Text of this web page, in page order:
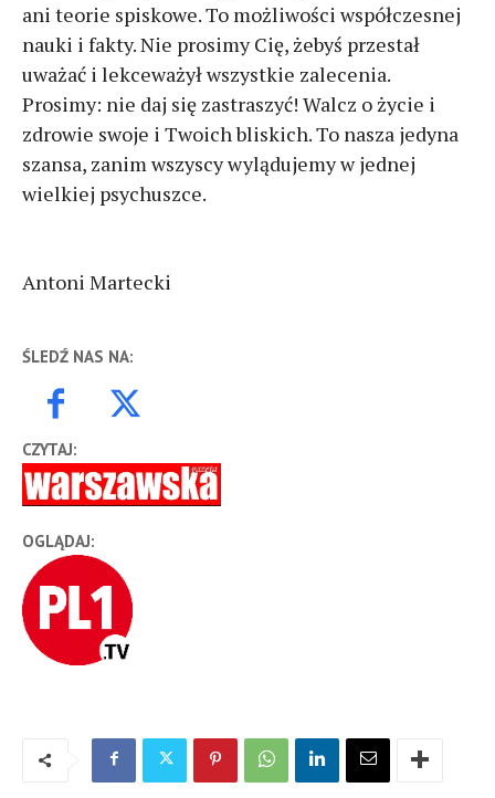
ani teorie spiskowe. To możliwości współczesnej
nauki i fakty. Nie prosimy Cię, żebyś przestał
uważać i lekceważył wszystkie zalecenia.
Prosimy: nie daj się zastraszyć! Walcz o życie i
zdrowie swoje i Twoich bliskich. To nasza jedyna
szansa, zanim wszyscy wylądujemy w jednej
wielkiej psychuszce.
Antoni Martecki
ŚLEDŹ NAS NA:
CZYTAJ:
OGLĄDAJ: